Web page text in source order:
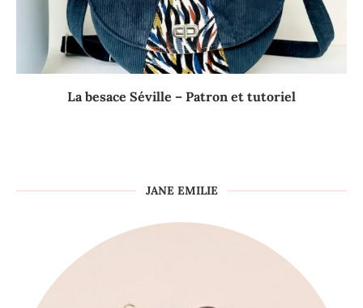
La besace Séville – Patron et tutoriel
JANE EMILIE